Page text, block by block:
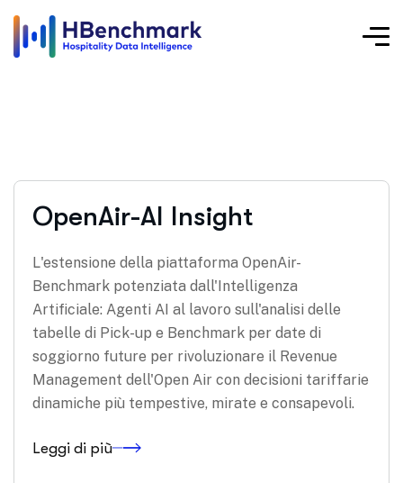
OpenAir-AI Insight
L'estensione della piattaforma OpenAir-
Benchmark potenziata dall'Intelligenza
Artificiale: Agenti AI al lavoro sull'analisi delle
tabelle di Pick-up e Benchmark per date di
soggiorno future​ per rivoluzionare il Revenue
Management dell'Open Air con decisioni tariffarie
dinamiche più tempestive, mirate e consapevoli.
Leggi di più